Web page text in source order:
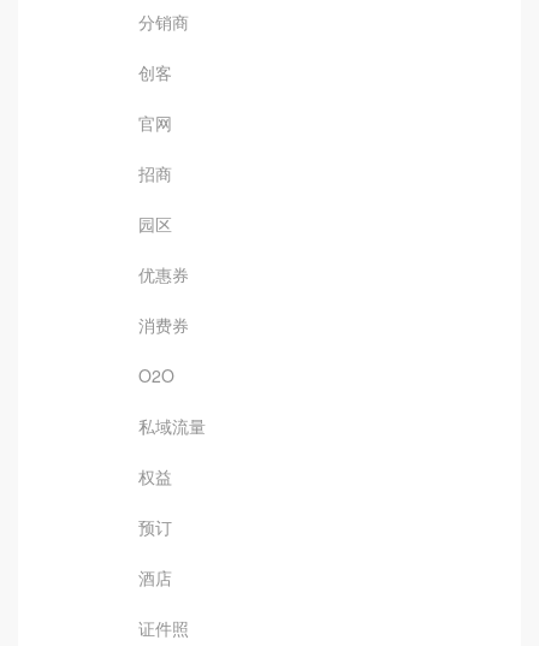
分销商
创客
官网
招商
园区
优惠券
消费券
O2O
私域流量
权益
预订
酒店
证件照